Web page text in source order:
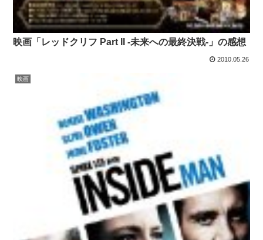
映画「レッドクリフ Part II -未来への最終決戦-」の感想
2010.05.26
映画